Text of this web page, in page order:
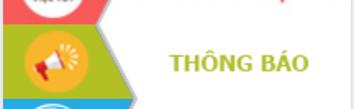
Định vị cà phê Việt Nam như một “di
sản sống” trong dòng chảy toàn cầu
Xây dựng nông thôn mới: Nâng cao đời
sống người dân từ những mô hình thiết
thực
Quyết liệt tháo gỡ vướng mắc, đẩy